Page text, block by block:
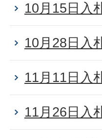
10月15日入
10月28日入
11月11日入
11月26日入